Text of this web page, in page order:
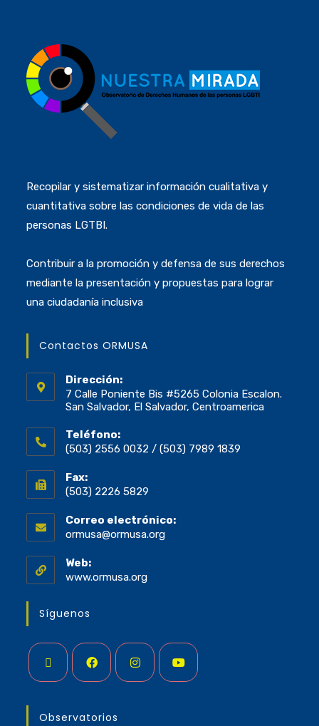
Recopilar y sistematizar información cualitativa y
cuantitativa sobre las condiciones de vida de las
personas LGTBI.
Contribuir a la promoción y defensa de sus derechos
mediante la presentación y propuestas para lograr
una ciudadanía inclusiva
Contactos ORMUSA
Dirección:
7 Calle Poniente Bis #5265 Colonia Escalon.
San Salvador, El Salvador, Centroamerica
Teléfono:
(503) 2556 0032 / (503) 7989 1839
Fax:
(503) 2226 5829
Correo electrónico:
ormusa@ormusa.org
Web:
www.ormusa.org
Síguenos
Observatorios